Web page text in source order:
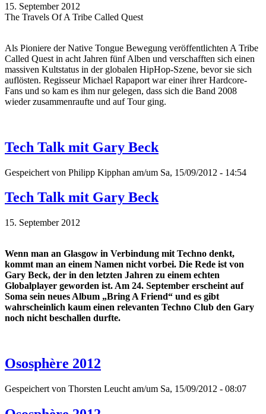
15. September 2012
The Travels Of A Tribe Called Quest
Als Pioniere der Native Tongue Bewegung veröffentlichten A Tribe
Called Quest in acht Jahren fünf Alben und verschafften sich einen
massiven Kultstatus in der globalen HipHop-Szene, bevor sie sich
auflösten. Regisseur Michael Rapaport war einer ihrer Hardcore-
Fans und so kam es ihm nur gelegen, dass sich die Band 2008
wieder zusammenraufte und auf Tour ging.
Tech Talk mit Gary Beck
Gespeichert von Philipp Kipphan am/um Sa, 15/09/2012 - 14:54
Tech Talk mit Gary Beck
15. September 2012
Wenn man an Glasgow in Verbindung mit Techno denkt,
kommt man an einem Namen nicht vorbei. Die Rede ist von
Gary Beck, der in den letzten Jahren zu einem echten
Globalplayer geworden ist. Am 24. September erscheint auf
Soma sein neues Album „Bring A Friend“ und es gibt
wahrscheinlich kaum einen relevanten Techno Club den Gary
noch nicht beschallen durfte.
Ososphère 2012
Gespeichert von Thorsten Leucht am/um Sa, 15/09/2012 - 08:07